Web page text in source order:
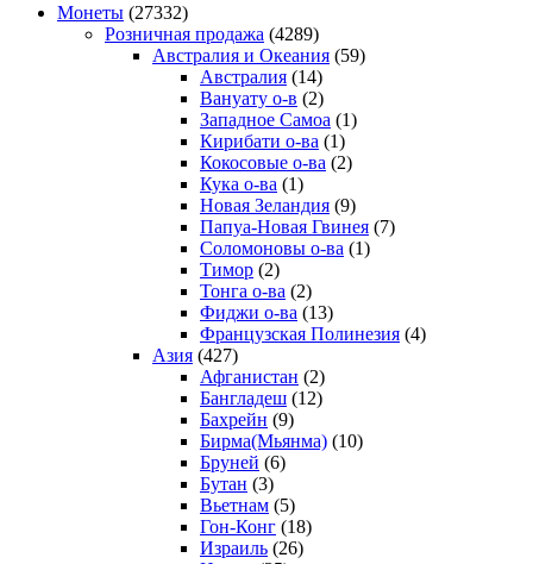
Монеты (27332)
Розничная продажа (4289)
Австралия и Океания (59)
Австралия (14)
Вануату о-в (2)
Западное Самоа (1)
Кирибати о-ва (1)
Кокосовые о-ва (2)
Кука о-ва (1)
Новая Зеландия (9)
Папуа-Новая Гвинея (7)
Соломоновы о-ва (1)
Тимор (2)
Тонга о-ва (2)
Фиджи о-ва (13)
Французская Полинезия (4)
Азия (427)
Афганистан (2)
Бангладеш (12)
Бахрейн (9)
Бирма(Мьянма) (10)
Бруней (6)
Бутан (3)
Вьетнам (5)
Гон-Конг (18)
Израиль (26)